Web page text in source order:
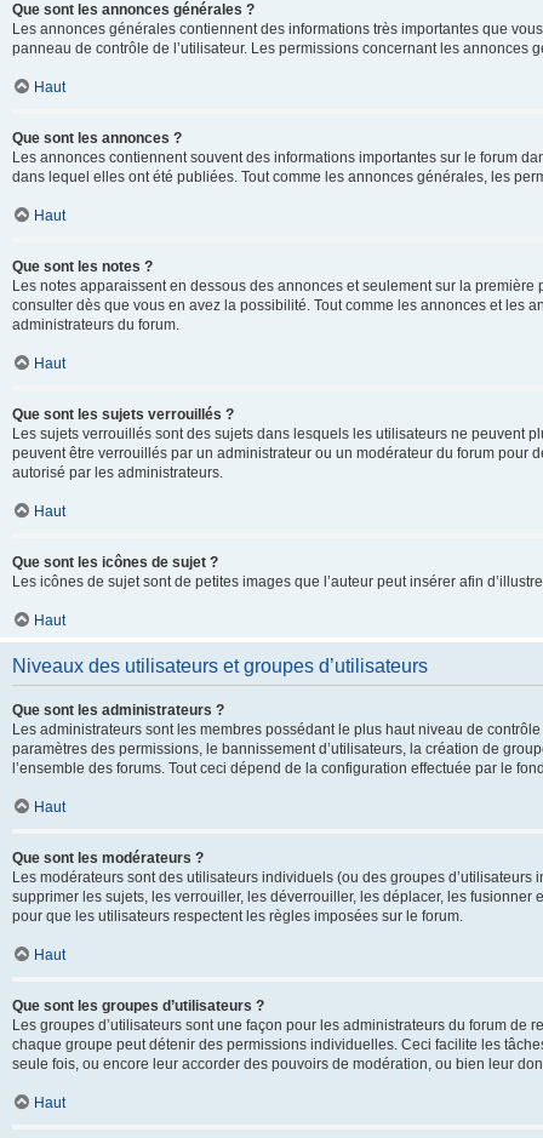
Que sont les annonces générales ?
Les annonces générales contiennent des informations très importantes que
panneau de contrôle de l’utilisateur. Les permissions concernant les annonces
Haut
Que sont les annonces ?
Les annonces contiennent souvent des informations importantes sur le forum
dans lequel elles ont été publiées. Tout comme les annonces générales, les
Haut
Que sont les notes ?
Les notes apparaissent en dessous des annonces et seulement sur la
consulter dès que vous en avez la possibilité. Tout comme les annonces et les
administrateurs du forum.
Haut
Que sont les sujets verrouillés ?
Les sujets verrouillés sont des sujets dans lesquels les utilisateurs ne peuvent
peuvent être verrouillés par un administrateur ou un modérateur du forum pour
autorisé par les administrateurs.
Haut
Que sont les icônes de sujet ?
Les icônes de sujet sont de petites images que l’auteur peut insérer afin
Haut
Niveaux des utilisateurs et groupes d’utilisateurs
Que sont les administrateurs ?
Les administrateurs sont les membres possédant le plus haut niveau de
paramètres des permissions, le bannissement d’utilisateurs, la création de
l’ensemble des forums. Tout ceci dépend de la configuration effectuée par le
Haut
Que sont les modérateurs ?
Les modérateurs sont des utilisateurs individuels (ou des groupes
supprimer les sujets, les verrouiller, les déverrouiller, les déplacer, les
pour que les utilisateurs respectent les règles imposées sur le forum.
Haut
Que sont les groupes d’utilisateurs ?
Les groupes d’utilisateurs sont une façon pour les administrateurs du forum
chaque groupe peut détenir des permissions individuelles. Ceci facilite les
seule fois, ou encore leur accorder des pouvoirs de modération, ou bien leur
Haut